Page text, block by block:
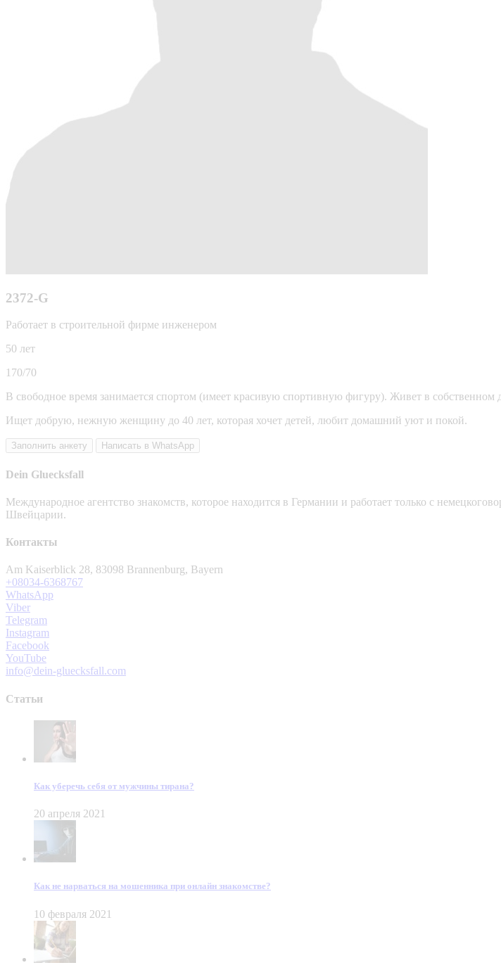
2372-G
Работает в строительной фирме инженером
50 лет
170/70
В свободное время занимается спортом (имеет красивую спортивную фигуру). Живет в
Ищет добрую, нежную женщину до 40 лет, которая хочет детей, любит домашний уют и покой.
Заполнить анкету Написать в WhatsApp
Dein Gluecksfall
Международное агентство знакомств, которое находится в Германии и работает только с
Швейцарии.
Контакты
Am Kaiserblick 28, 83098 Brannenburg, Bayern
+08034-6368767
WhatsApp
Viber
Telegram
Instagram
Facebook
YouTube
info@dein-gluecksfall.com
Статьи
Как уберечь себя от мужчины тирана?
20 апреля 2021
Как не нарваться на мошенника при онлайн знакомстве?
10 февраля 2021